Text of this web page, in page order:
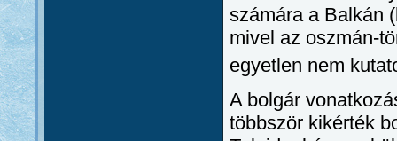
számára a Balkán
mivel az oszmán-
egyetlen nem
A bolgár
többször kikérték